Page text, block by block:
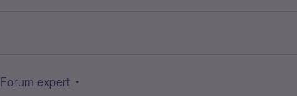
Forum expert